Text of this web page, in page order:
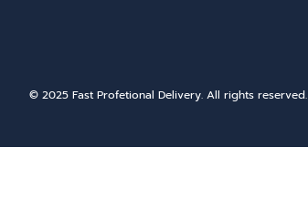
© 2025 Fast Profetional Delivery. All rights reserved.